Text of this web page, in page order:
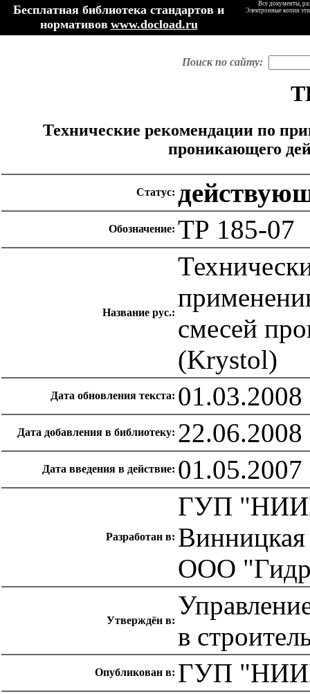
Бесплатная библиотека стандартов и
нормативов www.docload.ru
Все документы,
Электронные копии
Поиск по сайту:
Технические рекомендации по
проникающего
Статус:
Обозначение: ТР 185-07
Название рус.:
смесей
(Krystol)
Дата обновления текста: 01.03.2008
Дата добавления в библиотеку: 22.06.2008
Дата введения в действие: 01.05.2007
Разработан в:
ГУП
Винницкая
ООО
Утверждён в:
в
Опубликован в: ГУП